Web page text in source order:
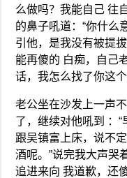
么做吗？我能自己 往
的鼻子吼道：“你什么
引他，是我没有被提
能再傻的 白痴，自己
话，我怎么找了你这
老公坐在沙发上一声
了，继续对他吼到 ：
跟吴镇富上床，说不
酒呢。”说完我大声哭
追进来向 我道歉，还